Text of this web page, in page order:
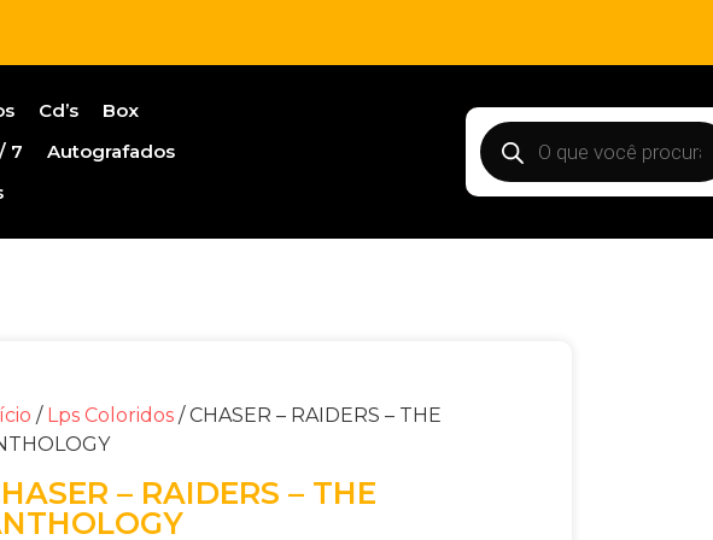
Cd’s
Box
7
Autografados
/ Lps Coloridos/ CHASER – RAIDERS – THE
– RAIDERS – THE